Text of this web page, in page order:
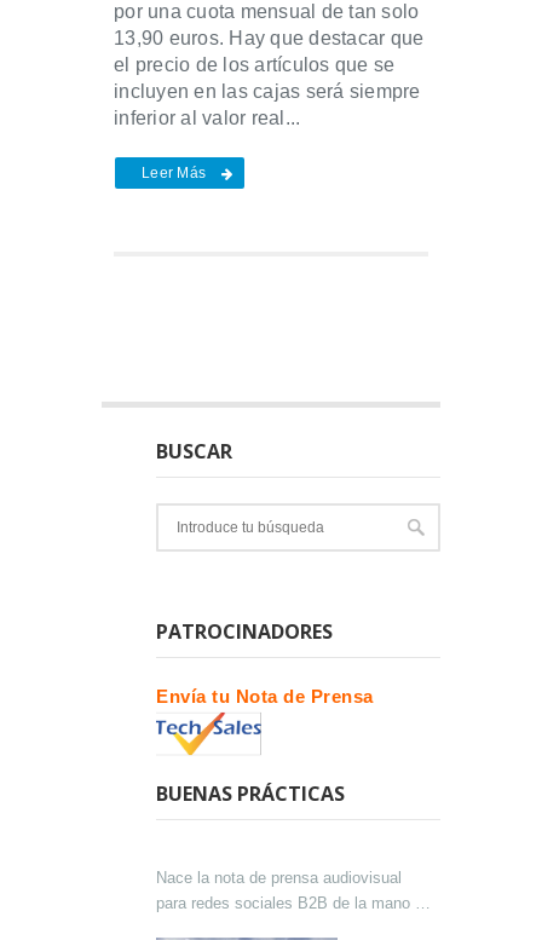
por una cuota mensual de tan solo
13,90 euros. Hay que destacar que
el precio de los artículos que se
incluyen en las cajas será siempre
inferior al valor real...
Leer Más
BUSCAR
PATROCINADORES
Envía tu Nota de Prensa
BUENAS PRÁCTICAS
Nace la nota de prensa audiovisual
para redes sociales B2B de la mano de